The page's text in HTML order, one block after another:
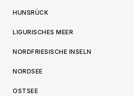
HUNSRÜCK
LIGURISCHES MEER
NORDFRIESISCHE INSELN
NORDSEE
OSTSEE